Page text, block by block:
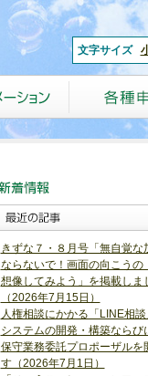
文字サイズ
きずな７・８月号「無自覚な
ならないで！画面の向こうの
想像してみよう」を掲載しま
（2026年7月15日）
人権相談にかかる「LINE相
システムの開発・構築ならび
保守業務委託プロポーザルを
す（2026年7月1日）